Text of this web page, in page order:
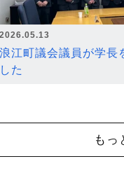
2026.05.13
浪江町議会議員が学長
した
もっ